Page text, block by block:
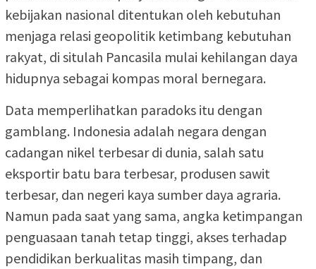
kebijakan nasional ditentukan oleh kebutuhan
menjaga relasi geopolitik ketimbang kebutuhan
rakyat, di situlah Pancasila mulai kehilangan daya
hidupnya sebagai kompas moral bernegara.
Data memperlihatkan paradoks itu dengan
gamblang. Indonesia adalah negara dengan
cadangan nikel terbesar di dunia, salah satu
eksportir batu bara terbesar, produsen sawit
terbesar, dan negeri kaya sumber daya agraria.
Namun pada saat yang sama, angka ketimpangan
penguasaan tanah tetap tinggi, akses terhadap
pendidikan berkualitas masih timpang, dan